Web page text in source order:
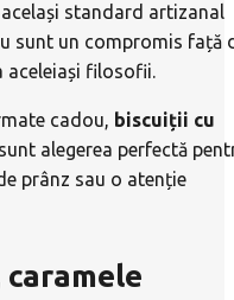
standard artizanal
sunt un compromis față
aceleiași filosofii.
cadou, biscuiții cu
sunt alegerea perfectă
prânz sau o atenție